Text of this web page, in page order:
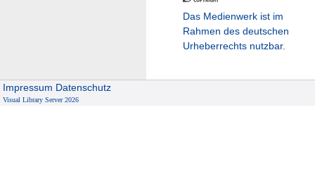
Das Medienwerk ist im
Rahmen des deutschen
Urheberrechts nutzbar.
Impressum Datenschutz
Visual Library Server 2026